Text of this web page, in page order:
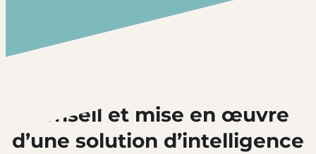
Conseil et mise en œuvre
d’une solution d’intelligence